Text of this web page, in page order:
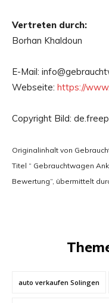
Vertreten durch:
Borhan Khaldoun
E-Mail:
Webseite: https://
Copyright Bild:
Originalinhalt von
Titel “ Gebrauchtwagen
Bewertung“, übermittelt
auto verkaufen Solingen